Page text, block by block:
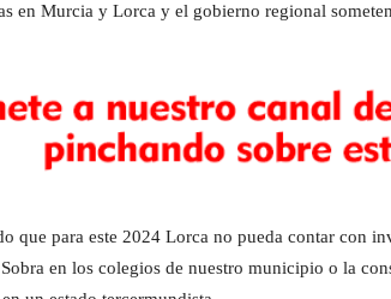
en Murcia y Lorca y el gobierno regional
que para este 2024 Lorca no pueda contar con
en los colegios de nuestro municipio o la